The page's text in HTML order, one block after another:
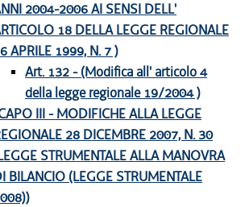
2004-2006 AI SENSI DELL'
18 DELLA LEGGE REGIONALE
APRILE 1999, N. 7 )
Art. 132 - (Modifica all' articolo 4
della legge regionale 19/2004 )
III - MODIFICHE ALLA LEGGE
28 DICEMBRE 2007, N. 30
STRUMENTALE ALLA MANOVRA
BILANCIO (LEGGE STRUMENTALE